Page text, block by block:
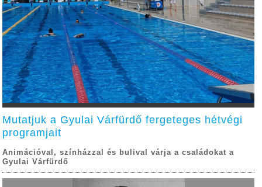
Mutatjuk a Gyulai Várfürdő fergeteges hétvégi
programjait
Animációval, színházzal és bulival várja a családokat a
Gyulai Várfürdő